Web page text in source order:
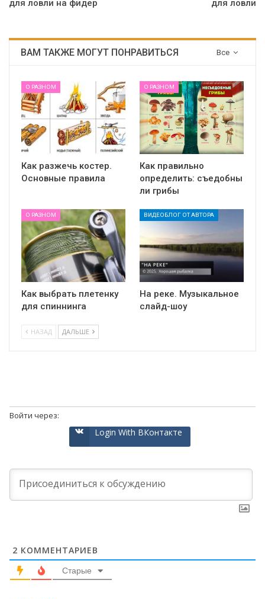
для ловли на фидер для ловли
Все
ВАМ ТАКЖЕ МОГУТ ПОНРАВИТЬСЯ
О РАЗНОМ
Как разжечь костер.
Основные правила
О РАЗНОМ
Как правильно
определить: съедобны
ли грибы
О РАЗНОМ
Как выбрать плетенку
для спиннинга
ВИДЕОБЛОГ ОТ АВТОРА
На реке. Музыкальное
слайд-шоу
НАЗАД ДАЛЬШЕ
Войти через:
Login With ВКонтакте
2 КОММЕНТАРИЕВ
Старые